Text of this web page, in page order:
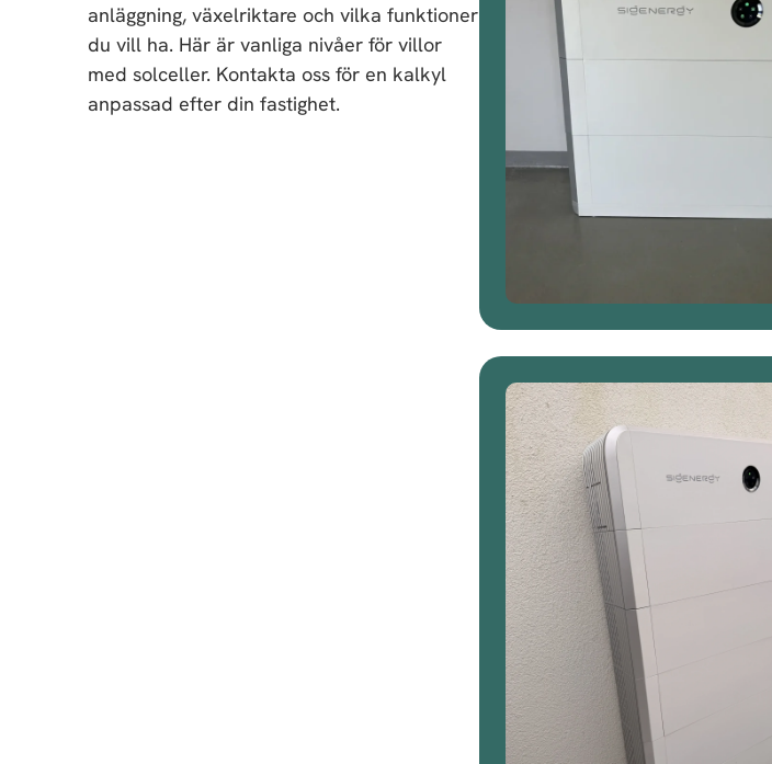
anläggning, växelriktare och vilka funktioner
du vill ha. Här är vanliga nivåer för villor
med solceller. Kontakta oss för en kalkyl
anpassad efter din fastighet.